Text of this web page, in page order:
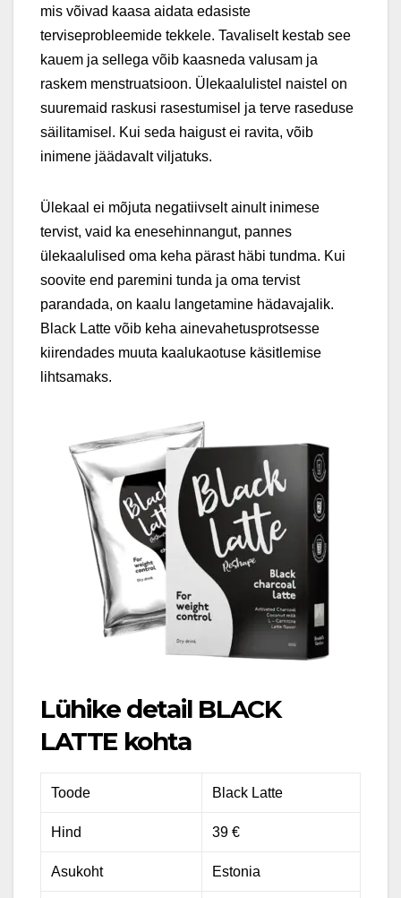
mis võivad kaasa aidata edasiste
terviseprobleemide tekkele. Tavaliselt kestab see
kauem ja sellega võib kaasneda valusam ja
raskem menstruatsioon. Ülekaalulistel naistel on
suuremaid raskusi rasestumisel ja terve raseduse
säilitamisel. Kui seda haigust ei ravita, võib
inimene jäädavalt viljatuks.
Ülekaal ei mõjuta negatiivselt ainult inimese
tervist, vaid ka enesehinnangut, pannes
ülekaalulised oma keha pärast häbi tundma. Kui
soovite end paremini tunda ja oma tervist
parandada, on kaalu langetamine hädavajalik.
Black Latte võib keha ainevahetusprotsesse
kiirendades muuta kaalukaotuse käsitlemise
lihtsamaks.
Lühike detail BLACK
LATTE kohta
Toode Black Latte
Hind 39 €
Asukoht Estonia